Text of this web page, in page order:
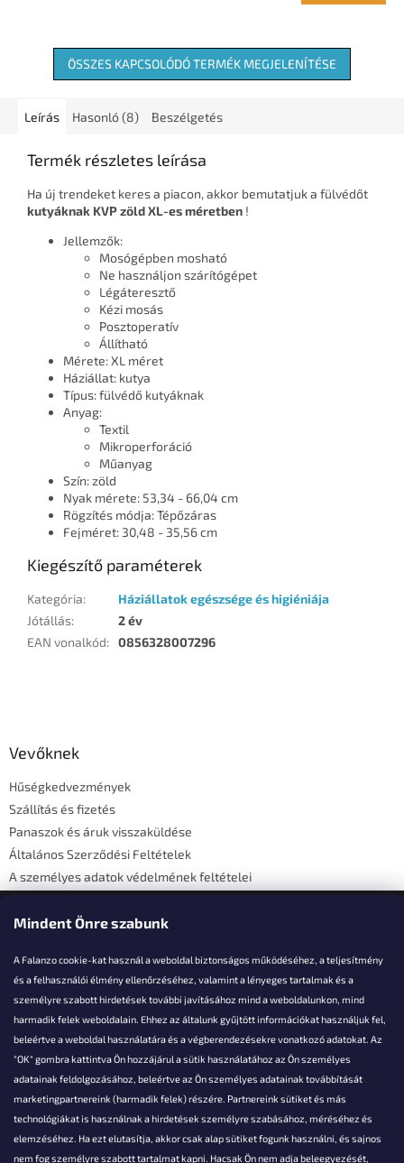
Mindent Önre szabunk
A Falanzo cookie-kat használ a weboldal biztonságos működéséhez, a teljesítmény
és a felhasználói élmény ellenőrzéséhez, valamint a lényeges tartalmak és a
személyre szabott hirdetések további javításához mind a weboldalunkon, mind
harmadik felek weboldalain. Ehhez az általunk gyűjtött információkat használjuk fel,
beleértve a weboldal használatára és a végberendezésekre vonatkozó adatokat. Az
"OK" gombra kattintva Ön hozzájárul a sütik használatához az Ön személyes
adatainak feldolgozásához, beleértve az Ön személyes adatainak továbbítását
marketingpartnereink (harmadik felek) részére. Partnereink sütiket és más
technológiákat is használnak a hirdetések személyre szabásához, méréséhez és
elemzéséhez. Ha ezt elutasítja, akkor csak alap sütiket fogunk használni, és sajnos
nem fog személyre szabott tartalmat kapni. Hacsak Ön nem adja beleegyezését,
ÖSSZES KAPCSOLÓDÓ TERMÉK MEGJELENÍTÉSE
Leírás Hasonló (8) Beszélgetés
Termék részletes leírása
Ha új trendeket keres a piacon, akkor bemutatjuk a fülvédőt
kutyáknak KVP zöld XL-es méretben !
Jellemzők:
Mosógépben mosható
Ne használjon szárítógépet
Légáteresztő
Kézi mosás
Posztoperatív
Állítható
Mérete: XL méret
Háziállat: kutya
Típus: fülvédő kutyáknak
Anyag:
Textil
Mikroperforáció
Műanyag
Szín: zöld
Nyak mérete: 53,34 - 66,04 cm
Rögzítés módja: Tépőzáras
Fejméret: 30,48 - 35,56 cm
Kiegészítő paraméterek
Kategória:
Háziállatok egészsége és higiéniája
Jótállás:
2 év
EAN vonalkód: 0856328007296
Vevőknek
Hűségkedvezmények
Szállítás és fizetés
Panaszok és áruk visszaküldése
Általános Szerződési Feltételek
A személyes adatok védelmének feltételei
Elérhetőségi adatok
Akarsz kérdezni valamit?
info@falanzo.hu